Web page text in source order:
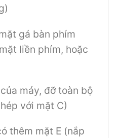
gá bàn phím
liền phím, hoặc
máy, đỡ toàn bộ
với mặt C)
thêm mặt E (nắp